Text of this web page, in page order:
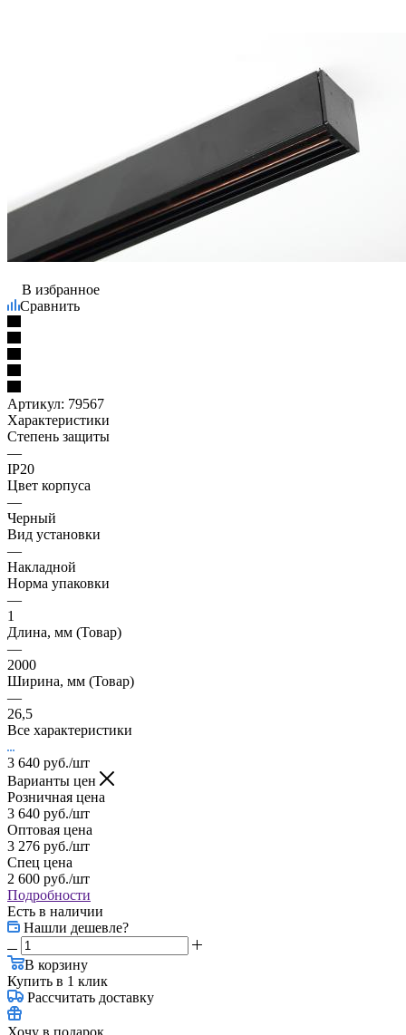
В избранное
Сравнить
Артикул: 79567
Характеристики
Степень защиты
—
IP20
Цвет корпуса
—
Черный
Вид установки
—
Накладной
Норма упаковки
—
1
Длина, мм (Товар)
—
2000
Ширина, мм (Товар)
—
26,5
Все характеристики
3 640 руб./шт
Варианты цен
Розничная цена
3 640 руб./шт
Оптовая цена
3 276 руб./шт
Спец цена
2 600 руб./шт
Подробности
Есть в наличии
Нашли дешевле?
В корзину
Купить в 1 клик
Рассчитать доставку
Хочу в подарок